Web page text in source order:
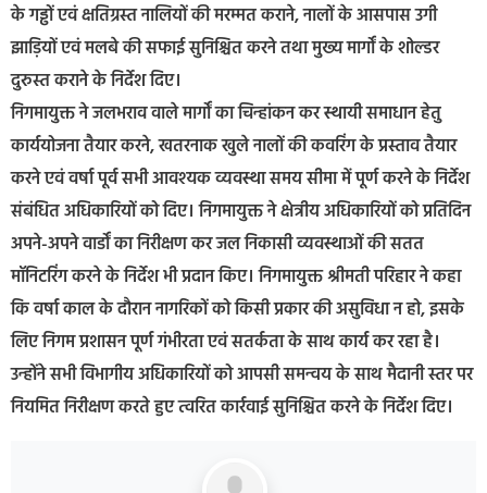
के गड्ढों एवं क्षतिग्रस्त नालियों की मरम्मत कराने, नालों के आसपास उगी
झाड़ियों एवं मलबे की सफाई सुनिश्चित करने तथा मुख्य मार्गों के शोल्डर
दुरुस्त कराने के निर्देश दिए।
निगमायुक्त ने जलभराव वाले मार्गों का चिन्हांकन कर स्थायी समाधान हेतु
कार्ययोजना तैयार करने, खतरनाक खुले नालों की कवरिंग के प्रस्ताव तैयार
करने एवं वर्षा पूर्व सभी आवश्यक व्यवस्था समय सीमा में पूर्ण करने के निर्देश
संबंधित अधिकारियों को दिए। निगमायुक्त ने क्षेत्रीय अधिकारियों को प्रतिदिन
अपने-अपने वार्डों का निरीक्षण कर जल निकासी व्यवस्थाओं की सतत
मॉनिटरिंग करने के निर्देश भी प्रदान किए। निगमायुक्त श्रीमती परिहार ने कहा
कि वर्षा काल के दौरान नागरिकों को किसी प्रकार की असुविधा न हो, इसके
लिए निगम प्रशासन पूर्ण गंभीरता एवं सतर्कता के साथ कार्य कर रहा है।
उन्होंने सभी विभागीय अधिकारियों को आपसी समन्वय के साथ मैदानी स्तर पर
नियमित निरीक्षण करते हुए त्वरित कार्रवाई सुनिश्चित करने के निर्देश दिए।